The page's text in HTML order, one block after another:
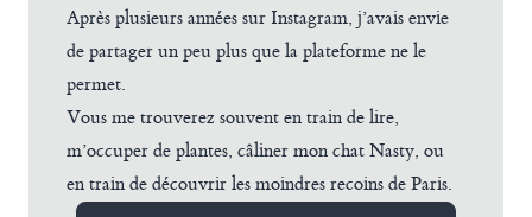
Après plusieurs années sur Instagram, j’avais envie
de partager un peu plus que la plateforme ne le
permet.
Vous me trouverez souvent en train de lire,
m’occuper de plantes, câliner mon chat Nasty, ou
en train de découvrir les moindres recoins de Paris.